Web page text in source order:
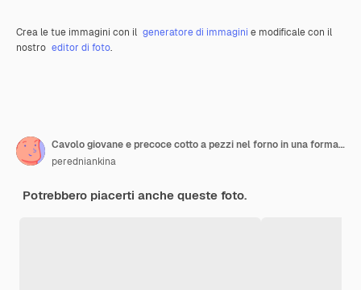
Crea le tue immagini con il generatore di immagini e modificale con il
nostro editor di foto.
Cavolo giovane e precoce cotto a pezzi nel forno in una forma di ceramica
peredniankina
Potrebbero piacerti anche queste foto.